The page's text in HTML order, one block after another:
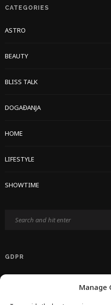
Manage
CATEGORIES
ASTRO
BEAUTY
BLISS TALK
DOGAĐANJA
HOME
LIFESTYLE
SHOWTIME
GDPR